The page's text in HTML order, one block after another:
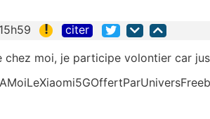
! citer
chez moi, je participe volontier car